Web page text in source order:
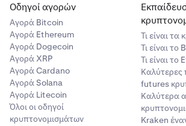
Οδηγοί αγορών
Αγορά Bitcoin
Αγορά Ethereum
Αγορά Dogecoin
Αγορά XRP
Αγορά Cardano
Αγορά Solana
Αγορά Litecoin
Όλοι οι οδηγοί
κρυπτονομισμάτων
Τι είναι
Τι είναι το
Τι είναι το
Καλύτερες
futures
Καλύτερα
Kraken